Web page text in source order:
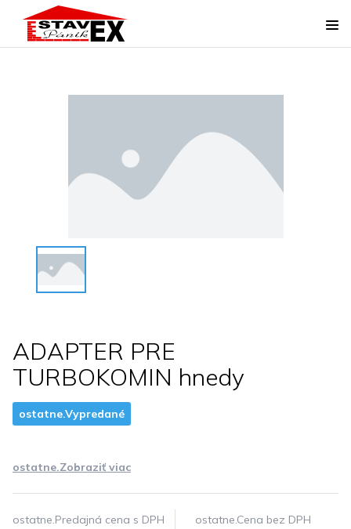
ADAPTER PRE
TURBOKOMIN hnedy
ostatne.Vypredané
ostatne.Zobraziť viac
ostatne.Predajná cena s DPH ostatne.Cena bez DPH